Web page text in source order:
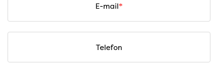
E-mail
Telefon